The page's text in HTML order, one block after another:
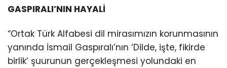
GASPIRALI’NIN HAYALİ
“Ortak Türk Alfabesi dil mirasımızın korunmasının
yanında İsmail Gaspıralı’nın ‘Dilde, işte, fikirde
birlik’ şuurunun gerçekleşmesi yolundaki en